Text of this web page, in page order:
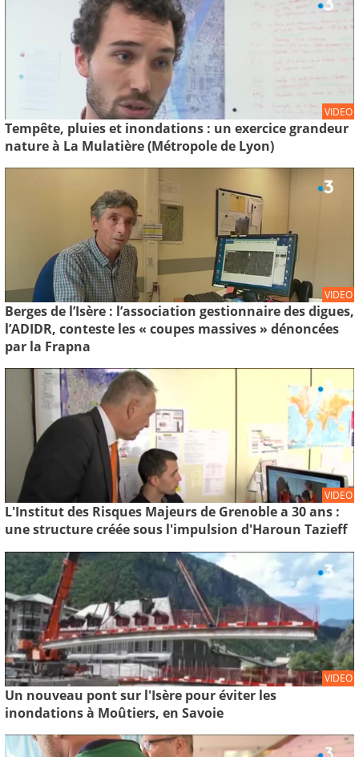
VIDEO
Tempête, pluies et inondations : un exercice grandeur
nature à La Mulatière (Métropole de Lyon)
VIDEO
Berges de l’Isère : l’association gestionnaire des digues,
l’ADIDR, conteste les « coupes massives » dénoncées
par la Frapna
VIDEO
L'Institut des Risques Majeurs de Grenoble a 30 ans :
une structure créée sous l'impulsion d'Haroun Tazieff
VIDEO
Un nouveau pont sur l'Isère pour éviter les
inondations à Moûtiers, en Savoie